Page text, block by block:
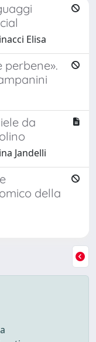
Elisa
perbene».
da
Jandelli
della